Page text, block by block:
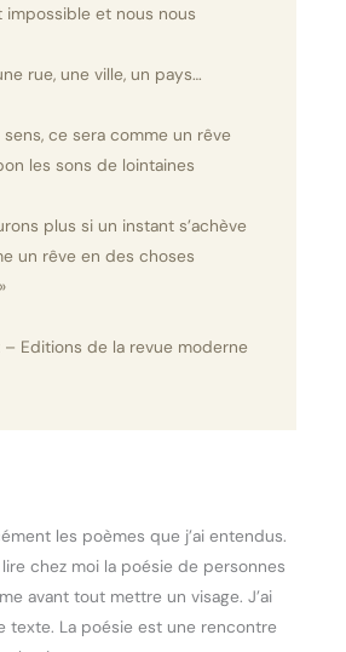
impossible et nous nous
rue, une ville, un pays…
sens, ce sera comme un rêve
les sons de lointaines
plus si un instant s’achève
un rêve en des choses
– Editions de la revue moderne
les poèmes que j’ai entendus.
lire chez moi la poésie de personnes
avant tout mettre un visage. J’ai
texte. La poésie est une rencontre